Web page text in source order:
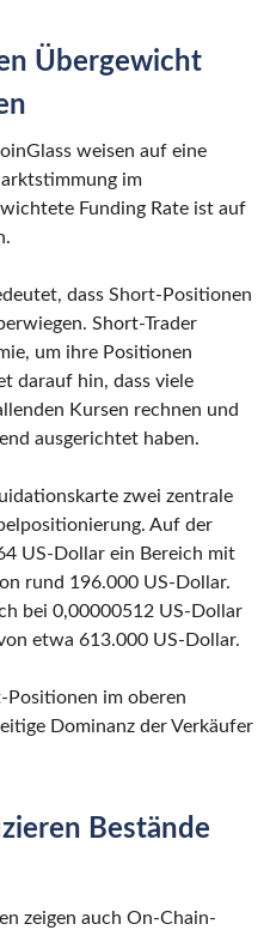
Übergewicht
weisen auf eine
im
Funding Rate ist auf
dass Short-Positionen
Short-Trader
um ihre Positionen
darauf hin, dass viele
Kursen rechnen und
ausgerichtet haben.
zwei zentrale
Auf der
US-Dollar ein Bereich mit
rund 196.000 US-Dollar.
bei 0,00000512 US-Dollar
etwa 613.000 US-Dollar.
Positionen im oberen
Dominanz der Verkäufer
Bestände
zeigen auch On-Chain-